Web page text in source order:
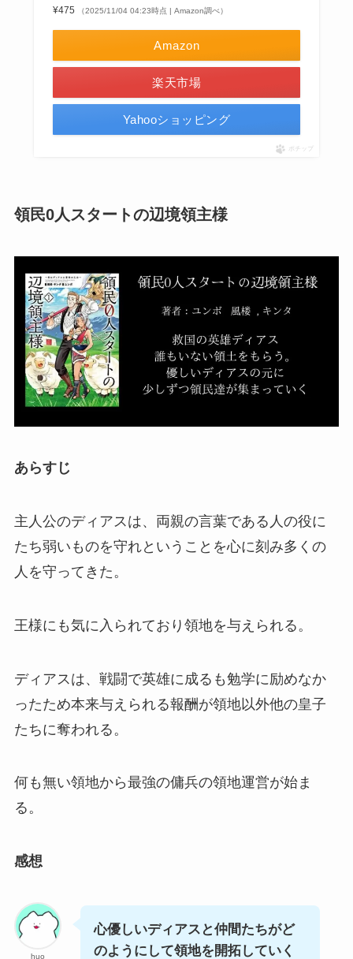
¥475
（2025/11/04 04:23時点 | Amazon調べ）
Amazon
楽天市場
Yahooショッピング
ポチップ
領民0人スタートの辺境領主様
あらすじ
主人公のディアスは、両親の言葉である人の役に
たち弱いものを守れということを心に刻み多くの
人を守ってきた。
王様にも気に入られており領地を与えられる。
ディアスは、戦闘で英雄に成るも勉学に励めなか
ったため本来与えられる報酬が領地以外他の皇子
たちに奪われる。
何も無い領地から最強の傭兵の領地運営が始ま
る。
感想
huo
心優しいディアスと仲間たちがど
のようにして領地を開拓していく